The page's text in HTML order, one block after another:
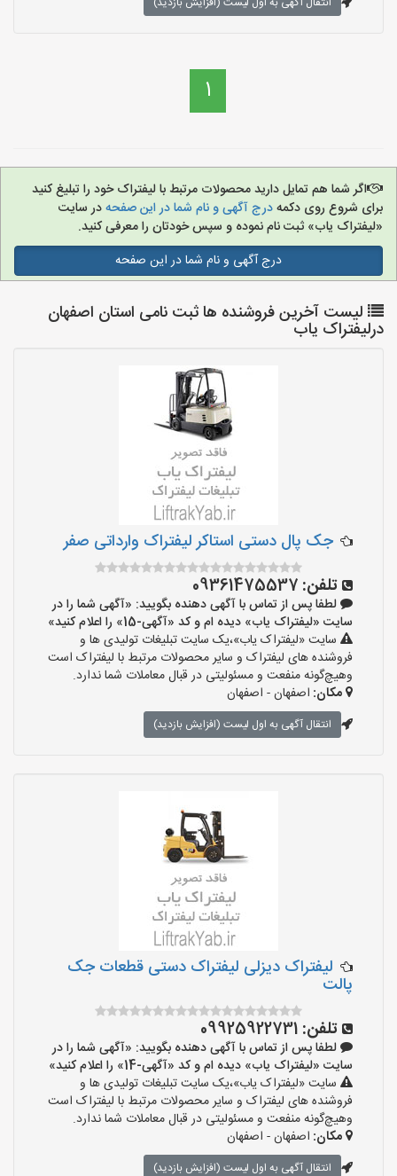
1
اگر شما هم تمایل دارید محصولات مرتبط با لیفتراک خود را تبلیغ کنید
برای شروع روی دکمهدرج آگهی و نام شما در این صفحهدر سایت
«لیفتراک یاب» ثبت نام نموده و سپس خودتان را معرفی کنید.
درج آگهی و نام شما در این صفحه
لیست آخرین فروشنده ها ثبت نامی استان اصفهان
درلیفتراک یاب
جک پال دستی استاکر لیفتراک وارداتی صفر
تلفن: 09361475537
لطفا پس از تماس با آگهی دهنده بگویید: «آگهی شما را در
سایت «لیفتراک یاب» دیده ام و کد «آگهی-15» را اعلام کنید»
سایت «لیفتراک یاب»،یک سایت تبلیغات تولیدی ها و
فروشنده های لیفتراک و سایر محصولات مرتبط با لیفتراک است
وهیچ‌گونه منفعت و مسئولیتی در قبال معاملات شما ندارد.
مکان: اصفهان - اصفهان
انتقال آگهی به اول لیست (افزایش بازدید)
لیفتراک دیزلی لیفتراک دستی قطعات جک
پالت
تلفن: 09925922731
لطفا پس از تماس با آگهی دهنده بگویید: «آگهی شما را در
سایت «لیفتراک یاب» دیده ام و کد «آگهی-14» را اعلام کنید»
سایت «لیفتراک یاب»،یک سایت تبلیغات تولیدی ها و
فروشنده های لیفتراک و سایر محصولات مرتبط با لیفتراک است
وهیچ‌گونه منفعت و مسئولیتی در قبال معاملات شما ندارد.
مکان: اصفهان - اصفهان
انتقال آگهی به اول لیست (افزایش بازدید)